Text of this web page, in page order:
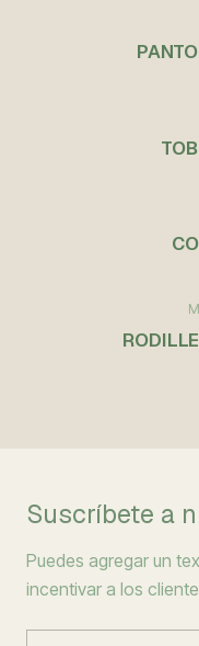
Suscríbete a
Puedes agregar un
incentivar a los